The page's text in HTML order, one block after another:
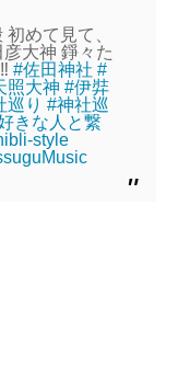
めて見て、
大神 錚々た
‼︎#佐田神社 #
照大神 #伊弉
巡り #神社巡
きな人と繋
style